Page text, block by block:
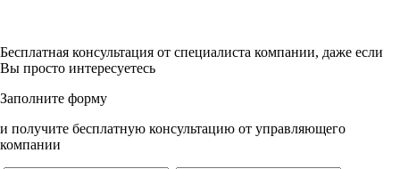
Бесплатная консультация от специалиста компании, даже если
Вы просто интересуетесь
Заполните форму
и получите бесплатную консультацию от управляющего
компании